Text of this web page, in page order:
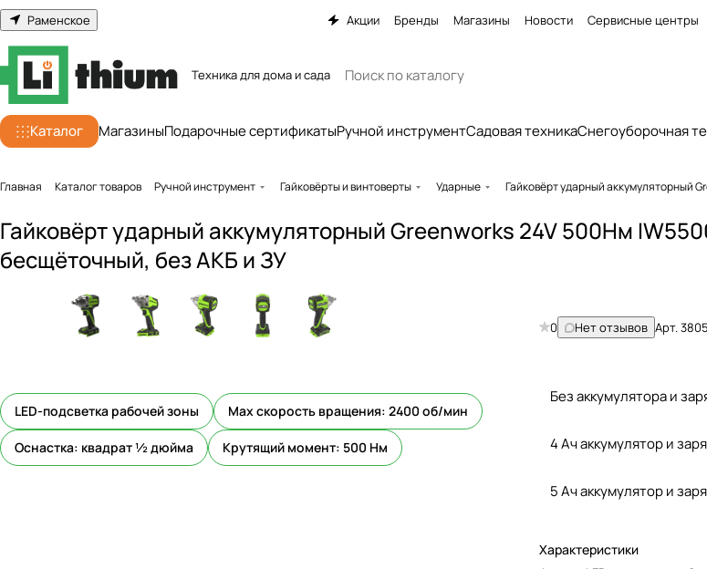
Раменское Акции Бренды Магазины Новости Сервисные центры
Техника для дома и сада
Каталог МагазиныПодарочные сертификатыРучной инструментСадовая техникаСнегоуборочная
Главная Каталог товаров Ручной инструмент Гайковёрты и винтоверты Ударные Гайковёрт ударный аккумуляторный
Гайковёрт ударный аккумуляторный Greenworks 24V 500Нм
бесщёточный, без АКБ и ЗУ
LED-подсветка рабочей зоны Мах скорость вращения: 2400 об/мин
Оснастка: квадрат ½ дюйма Крутящий момент: 500 Нм
0 Нет отзывов Арт.
Без аккумулятора и
4 Ач аккумулятор и
5 Ач аккумулятор и
Характеристики